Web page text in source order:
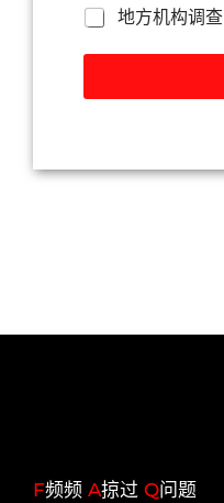
地方机构调查
F频频 A掠过 Q问题